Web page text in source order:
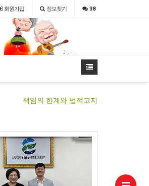
회원가입 정보찾기 38
책임의 한계와 법적고지